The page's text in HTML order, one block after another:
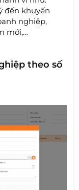
đến khuyến
nghiệp,
mới,…
theo số